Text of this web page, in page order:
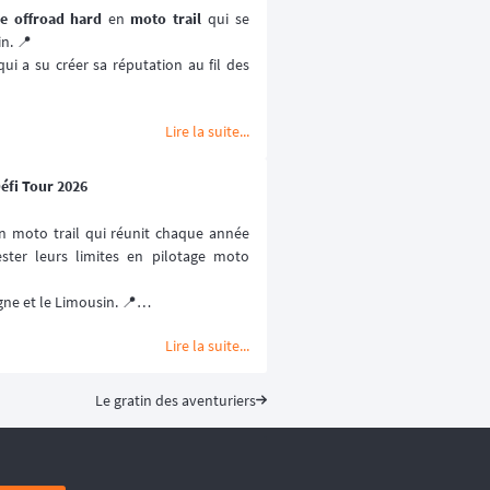
offroad hard en moto trail qui se
📍
a su créer sa réputation au fil des
. 💪🏻
des années dont le palmarés est
s'est aventurée sur les pistes du
Lire la suite...
Tour 2026
moto trail qui réunit chaque année
leurs limites en pilotage moto
et le Limousin. 📍
autres pilotes avec leur moto trail,
fois le
Lire la suite...
Le gratin des aventuriers